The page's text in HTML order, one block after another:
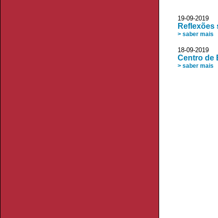
19-09-
Reflexões
> saber mais
18-09-2019
Centro de
> saber mais